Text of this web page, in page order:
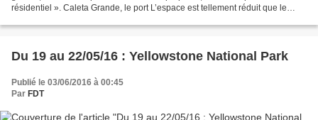
résidentiel ». Caleta Grande, le port L’espace est tellement réduit que le
Du 19 au 22/05/16 : Yellowstone National Park
Publié le 03/06/2016 à 00:45
Par FDT